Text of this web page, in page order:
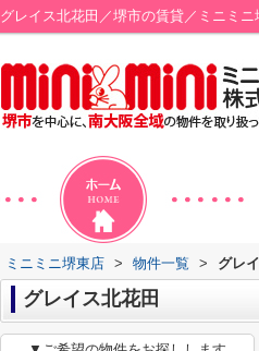
グレイス北花田／堺市の賃貸／ミニミニ
ミニミニ堺東店 > 物件一覧 > グレ
グレイス北花田